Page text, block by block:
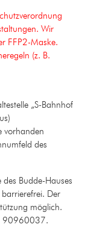
Wir
FFP2-Maske.
(z. B.
„S-Bahnhof
vorhanden
des
Budde-Hauses
Der
möglich.
90960037.